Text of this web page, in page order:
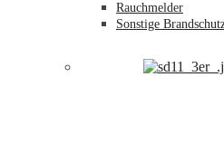
Rauchmelder
Sonstige